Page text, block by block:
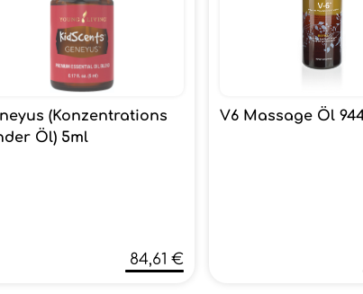
(Konzentrations
Öl) 5ml
84,61 €
V6 Massage Öl